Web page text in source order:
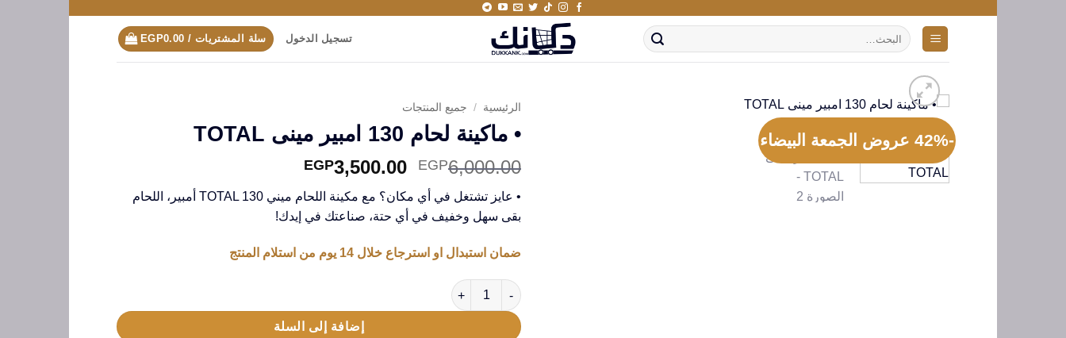
البحث
عن:
تسجيل الدخول سلة المشتريات / EGP0.00
-42% عروض الجمعة البيضاء
الرئيسية / جميع المنتجات
• ماكينة لحام 130 امبير مينى TOTAL
EGP6,000.00
السعر
الأصلي
هو:
EGP6,000.00.
EGP3,500.00
هو:
EGP3,500.00.
• عايز تشتغل في أي مكان؟ مع مكينة اللحام ميني TOTAL 130 أمبير، اللحام
بقى سهل وخفيف في أي حتة، صناعتك في إيدك!
ضمان استبدال او استرجاع خلال 14 يوم من استلام المنتج
كمية • ماكينة لحام 130 امبير مينى TOTAL
إضافة إلى السلة